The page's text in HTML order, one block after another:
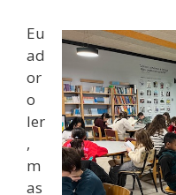
Eu
ad
or
o
ler
,
m
as